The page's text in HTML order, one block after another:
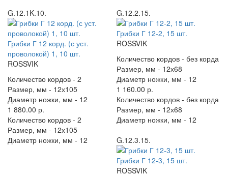
G.12.1K.10.
Грибки Г 12 корд. (с уст.
проволокой) 1, 10 шт.
ROSSVIK
Количество кордов - 2
Размер, мм - 12х105
Диаметр ножки, мм - 12
1 880.00 р.
Количество кордов - 2
Размер, мм - 12х105
Диаметр ножки, мм - 12
G.12.2.15.
Грибки Г 12-2, 15 шт.
ROSSVIK
Количество кордов - без корда
Размер, мм - 12х68
Диаметр ножки, мм - 12
1 160.00 р.
Количество кордов - без корда
Размер, мм - 12х68
Диаметр ножки, мм - 12
G.12.3.15.
Грибки Г 12-3, 15 шт.
ROSSVIK